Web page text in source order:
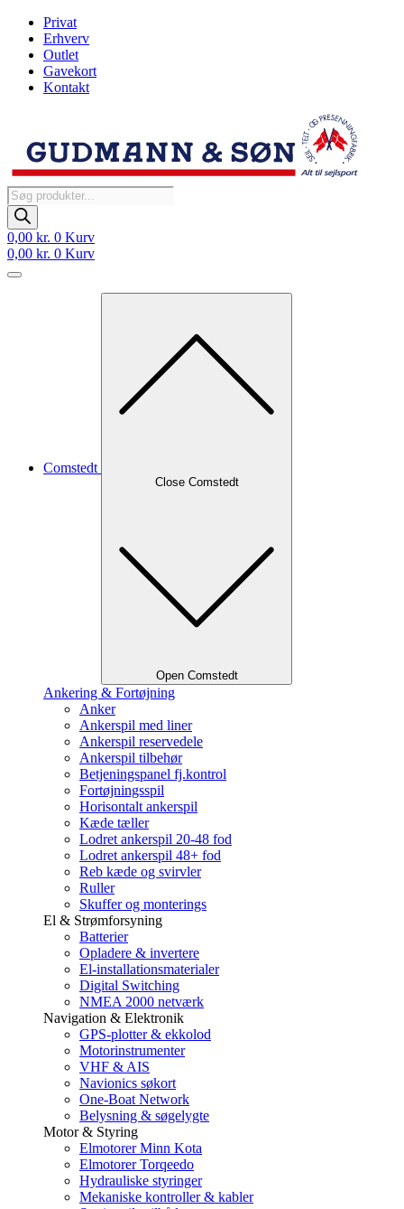
Videre
indhold
Privat
Erhverv
Outlet
Gavekort
Kontakt
Products
search
0,00 kr. 0 Kurv
0,00 kr. 0 Kurv
Comstedt
Close Comstedt
Open Comstedt
Ankering & Fortøjning
Anker
Ankerspil med liner
Ankerspil reservedele
Ankerspil tilbehør
Betjeningspanel fj.kontrol
Fortøjningsspil
Horisontalt ankerspil
Kæde tæller
Lodret ankerspil 20-48 fod
Lodret ankerspil 48+ fod
Reb kæde og svirvler
Ruller
Skuffer og monterings
El & Strømforsyning
Batterier
Opladere & invertere
El-installationsmaterialer
Digital Switching
NMEA 2000 netværk
Navigation & Elektronik
GPS-plotter & ekkolod
Motorinstrumenter
VHF & AIS
Navionics søkort
One-Boat Network
Belysning & søgelygte
Motor & Styring
Elmotorer Minn Kota
Elmotorer Torqeedo
Hydrauliske styringer
Mekaniske kontroller & kabler